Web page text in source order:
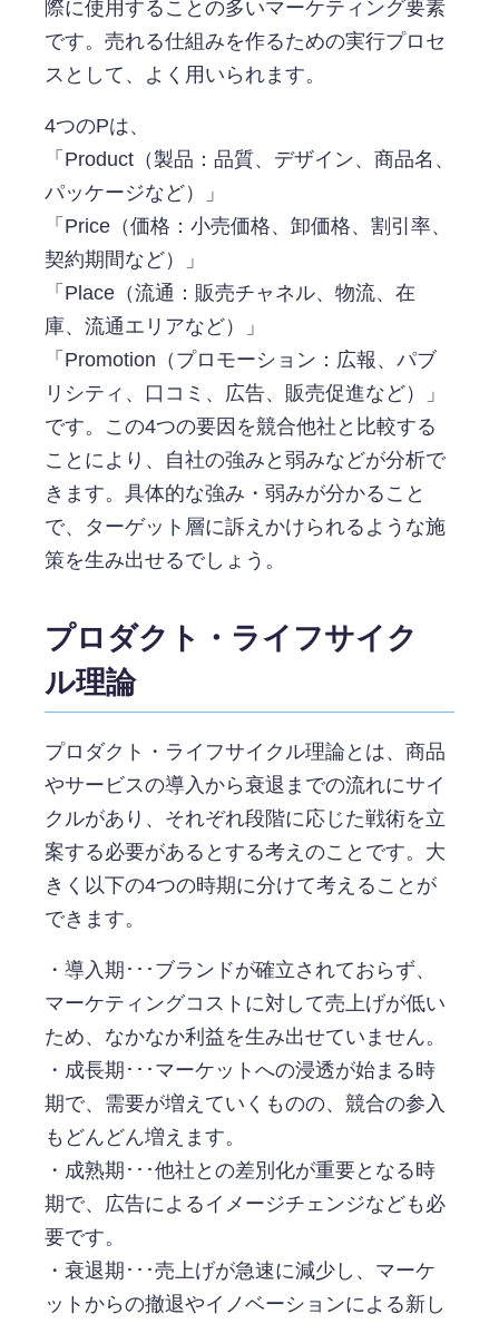
際に使用することの多いマーケティング要素
です。売れる仕組みを作るための実行プロセ
スとして、よく用いられます。
4つのPは、
「Product（製品：品質、デザイン、商品名、
パッケージなど）」
「Price（価格：小売価格、卸価格、割引率、
契約期間など）」
「Place（流通：販売チャネル、物流、在
庫、流通エリアなど）」
「Promotion（プロモーション：広報、パブ
リシティ、口コミ、広告、販売促進など）」
です。この4つの要因を競合他社と比較する
ことにより、自社の強みと弱みなどが分析で
きます。具体的な強み・弱みが分かること
で、ターゲット層に訴えかけられるような施
策を生み出せるでしょう。
プロダクト・ライフサイク
ル理論
プロダクト・ライフサイクル理論とは、商品
やサービスの導入から衰退までの流れにサイ
クルがあり、それぞれ段階に応じた戦術を立
案する必要があるとする考えのことです。大
きく以下の4つの時期に分けて考えることが
できます。
・導入期･･･ブランドが確立されておらず、
マーケティングコストに対して売上げが低い
ため、なかなか利益を生み出せていません。
・成長期･･･マーケットへの浸透が始まる時
期で、需要が増えていくものの、競合の参入
もどんどん増えます。
・成熟期･･･他社との差別化が重要となる時
期で、広告によるイメージチェンジなども必
要です。
・衰退期･･･売上げが急速に減少し、マーケ
ットからの撤退やイノベーションによる新し